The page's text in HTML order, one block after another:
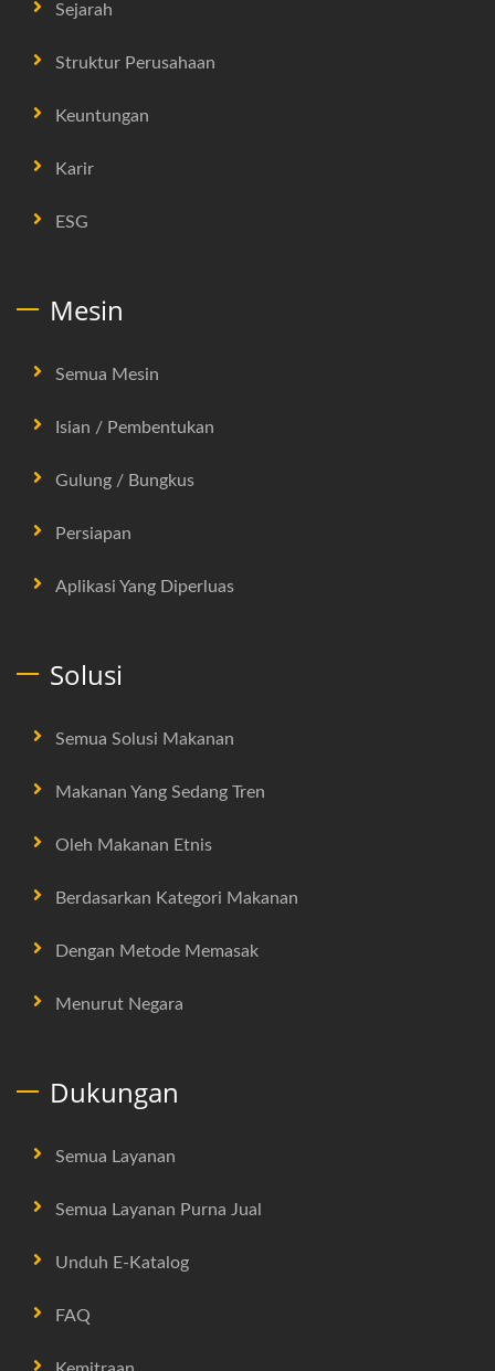
Sejarah
Struktur Perusahaan
Keuntungan
Karir
ESG
Mesin
Semua Mesin
Isian / Pembentukan
Gulung / Bungkus
Persiapan
Aplikasi Yang Diperluas
Solusi
Semua Solusi Makanan
Makanan Yang Sedang Tren
Oleh Makanan Etnis
Berdasarkan Kategori Makanan
Dengan Metode Memasak
Menurut Negara
Dukungan
Semua Layanan
Semua Layanan Purna Jual
Unduh E-Katalog
FAQ